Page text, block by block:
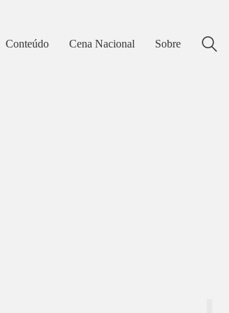
Conteúdo Cena Nacional Sobre